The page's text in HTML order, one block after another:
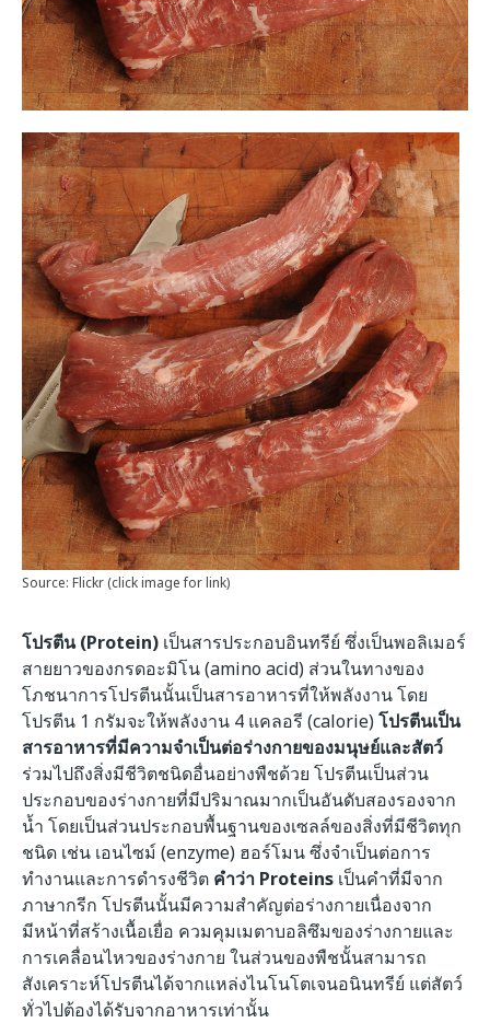
Source: Flickr (click image for link)
โปรตีน (Protein) เป็นสารประกอบอินทรีย์ ซึ่งเป็นพอลิเมอร์
สายยาวของกรดอะมิโน (amino acid) ส่วนในทางของ
โภชนาการโปรตีนนั้นเป็นสารอาหารที่ให้พลังงาน โดย
โปรตีน 1 กรัมจะให้พลังงาน 4 แคลอรี (calorie)โปรตีนเป็น
สารอาหารที่มีความจำเป็นต่อร่างกายของมนุษย์และสัตว์
ร่วมไปถึงสิ่งมีชีวิตชนิดอื่นอย่างพืชด้วย โปรตีนเป็นส่วน
ประกอบของร่างกายที่มีปริมาณมากเป็นอันดับสองรองจาก
น้ำ โดยเป็นส่วนประกอบพื้นฐานของเซลล์ของสิ่งที่มีชีวิตทุก
ชนิด เช่น เอนไซม์ (enzyme) ฮอร์โมน ซึ่งจำเป็นต่อการ
ทำงานและการดำรงชีวิต คำว่า Proteins เป็นคำที่มีจาก
ภาษากรีก โปรตีนนั้นมีความสำคัญต่อร่างกายเนื่องจาก
มีหน้าที่สร้างเนื้อเยื่อ ควมคุมเมตาบอลิซึมของร่างกายและ
การเคลื่อนไหวของร่างกาย ในส่วนของพืชนั้นสามารถ
สังเคราะห์โปรตีนได้จากแหล่งไนโนโตเจนอนินทรีย์ แต่สัตว์
ทั่วไปต้องได้รับจากอาหารเท่านั้น